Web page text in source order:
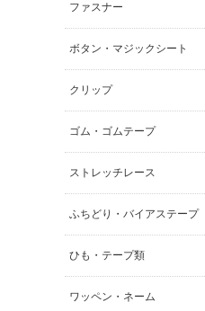
ファスナー
ボタン・マジックシート
クリップ
ゴム・ゴムテープ
ストレッチレース
ふちどり・バイアステープ
ひも・テープ類
ワッペン・ネーム